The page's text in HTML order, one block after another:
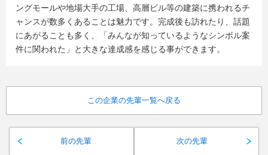
ングモールや地場大手の工場、高層ビル等の建築に携われるチ
ャンスが数多くあることは魅力です。完成後も訪れたり、話題
にあがることも多く、「みんなが知っているようなシンボル案
件に関われた」と大きな達成感を感じる事ができます。
前の先輩
この企業の先輩一覧へ戻る
次の先輩